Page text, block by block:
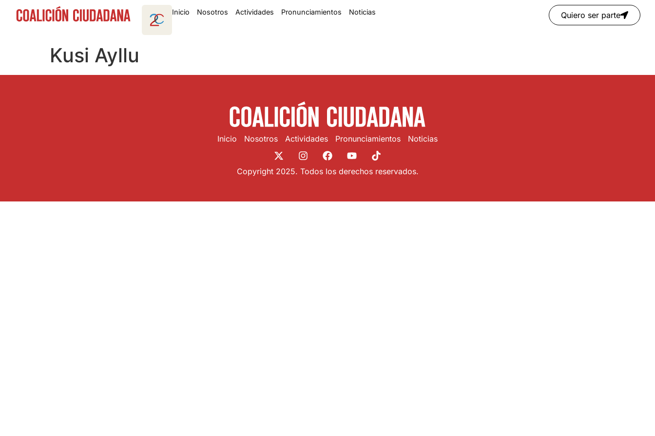
Inicio Nosotros Actividades Pronunciamientos Noticias Quiero ser parte
Kusi Ayllu
Inicio Nosotros Actividades Pronunciamientos Noticias
Copyright 2025. Todos los derechos reservados.